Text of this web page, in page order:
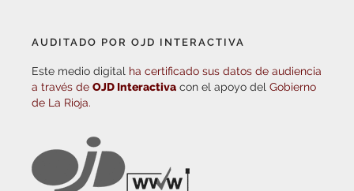
AUDITADO POR OJD INTERACTIVA
Este medio digital ha certificado sus datos de audiencia
a través de OJD Interactiva con el apoyo del Gobierno
de La Rioja.